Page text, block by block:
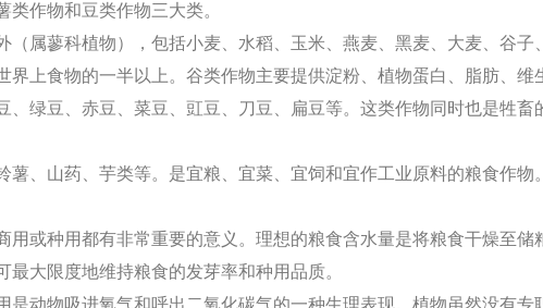
作物和豆类作物三大类。
（属蓼科植物），包括小麦、水稻、玉米、燕麦、黑麦、大麦、谷
界上食物的一半以上。谷类作物主要提供淀粉、植物蛋白、脂肪、维
、绿豆、赤豆、菜豆、豇豆、刀豆、扁豆等。这类作物同时也是牲
薯、山药、芋类等。是宜粮、宜菜、宜饲和宜作工业原料的粮食作物。
用或种用都有非常重要的意义。理想的粮食含水量是将粮食干燥至
大限度地维持粮食的发芽率和种用品质。
是动物吸进氧气和呼出二氧化碳气的一种生理表现。植物虽然没有